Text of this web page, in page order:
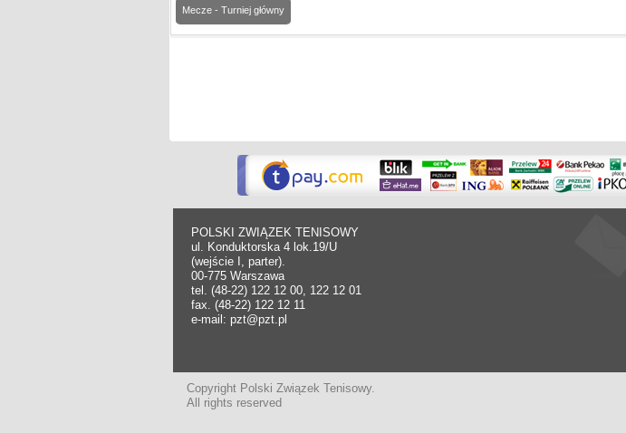
Mecze - Turniej główny
POLSKI ZWIĄZEK TENISOWY
ul. Konduktorska 4 lok.19/U
(wejście I, parter).
00-775 Warszawa
tel. (48-22) 122 12 00, 122 12 01
fax. (48-22) 122 12 11
e-mail: pzt@pzt.pl
Copyright Polski Związek Tenisowy.
All rights reserved